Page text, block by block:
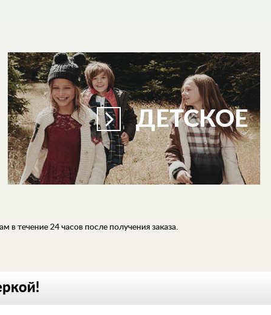
ДЕТСКОЕ
течение 24 часов после получения заказа.